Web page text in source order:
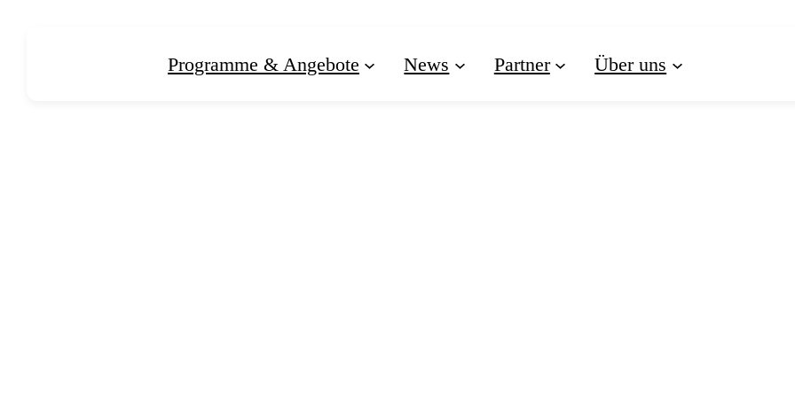
Programme & Angebote News Partner Über uns